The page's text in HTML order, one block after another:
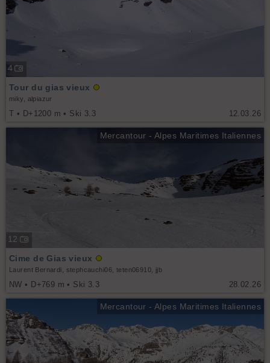
4
12.03.26
Tour du gias vieux
miky, alpiazur
T • D+1200 m • Ski 3.3
Mercantour - Alpes Maritimes Italiennes
12
28.02.26
Cime de Gias vieux
Laurent Bernardi, stephcauchi06, teten06910, jjb
NW • D+769 m • Ski 3.3
Mercantour - Alpes Maritimes Italiennes